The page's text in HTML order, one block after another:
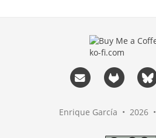
Enrique García • 2026 •